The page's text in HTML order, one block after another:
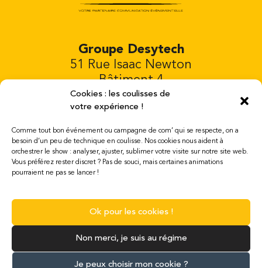
Cookies : les coulisses de
votre expérience !
Comme tout bon événement ou campagne de com’ qui se respecte, on a
besoin d’un peu de technique en coulisse. Nos cookies nous aident à
orchestrer le show : analyser, ajuster, sublimer votre visite sur notre site web.
Vous préférez rester discret ? Pas de souci, mais certaines animations
pourraient ne pas se lancer !
Ok pour les cookies !
Non merci, je suis au régime
Je peux choisir mon cookie ?
Groupe Desytech
51 Rue Isaac Newton
Bâtiment 4
81000 Albi FRANCIA
Tél. 00 33 652 220 832
Abierto del lunes al sábado de 08:00 a
19:00
mail : contact@desytech.com
Menciones legales